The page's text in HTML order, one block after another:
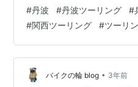
（Youtubuもこちらに記載し
https://
ステッカーについて バイカ
中！店員さんにバイクの輪
#丹波 #丹波ツーリング #
#関西ツーリング #ツーリ
バイクの輪 blog • 3年前